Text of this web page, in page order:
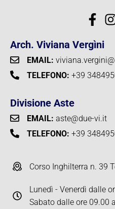
Arch. Viviana Vergìni
EMAIL:
TELEFONO: +39
Divisione Aste
EMAIL: aste@due-vi.it
TELEFONO: +39
Corso Inghilterra n. 39
Lunedì - Venerdì dalle
Sabato dalle ore 09.00